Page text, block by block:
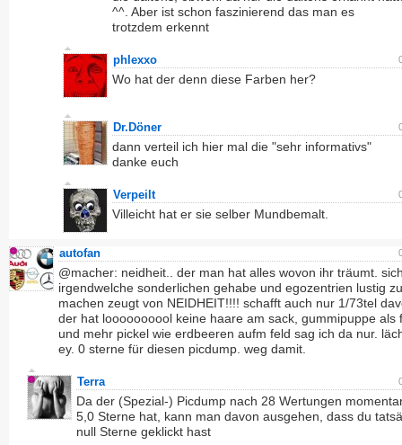
^^. Aber ist schon faszinierend das man es
trotzdem erkennt
phlexxo
Wo hat der denn diese Farben her?
Dr.Döner
dann verteil ich hier mal die "sehr informativs"
danke euch
Verpeilt
Villeicht hat er sie selber Mundbemalt.
autofan
@macher: neidheit.. der man hat alles wovon ihr träumt.
irgendwelche sonderlichen gehabe und egozentrien lustig zu
machen zeugt von NEIDHEIT!!!! schafft auch nur 1/73tel
der hat loooooooool keine haare am sack, gummipuppe als
und mehr pickel wie erdbeeren aufm feld sag ich da nur.
ey. 0 sterne für diesen picdump. weg damit.
Terra
Da der (Spezial-) Picdump nach 28 Wertungen
5,0 Sterne hat, kann man davon ausgehen, dass du
null Sterne geklickt hast